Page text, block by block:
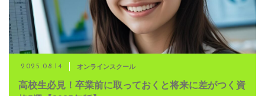
2025.08.14 オンラインスクール
高校生必見！卒業前に取っておくと将来に差がつく資